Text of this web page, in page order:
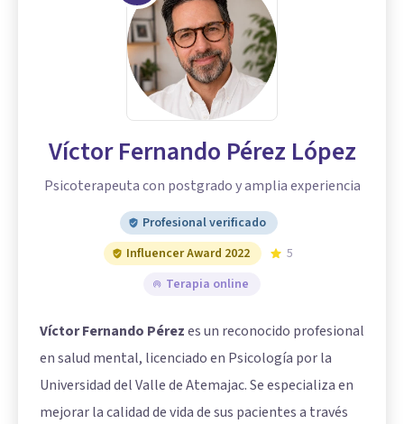
Víctor Fernando Pérez López
Psicoterapeuta con postgrado y amplia experiencia
Profesional verificado
Influencer Award 2022
5
Terapia online
Víctor Fernando Pérezes un reconocido profesional
en salud mental, licenciado en Psicología por la
Universidad del Valle de Atemajac. Se especializa en
mejorar la calidad de vida de sus pacientes a través